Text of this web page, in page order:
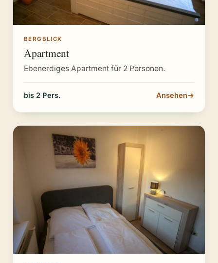
BERGBLICK
Apartment
Ebenerdiges Apartment für 2 Personen.
bis 2 Pers. Ansehen→